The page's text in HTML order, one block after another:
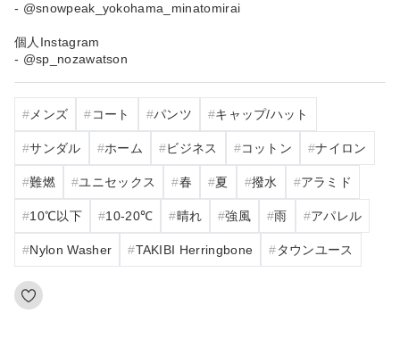
- @snowpeak_yokohama_minatomirai
個人Instagram
- @sp_nozawatson
メンズ コート パンツ キャップ/ハット
サンダル ホーム ビジネス コットン ナイロン
難燃 ユニセックス 春 夏 撥水 アラミド
10℃以下 10‐20℃ 晴れ 強風 雨 アパレル
Nylon Washer TAKIBI Herringbone タウンユース